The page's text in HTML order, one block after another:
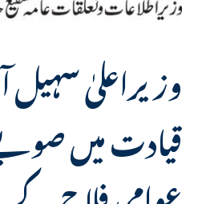
وزیراعلیٰ سہیل
قیادت میں